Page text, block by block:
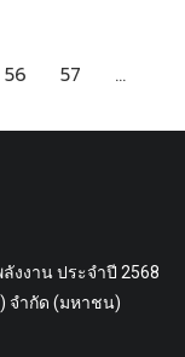
56 57
…
งงาน ประจำปี 2568
จำกัด (มหาชน)